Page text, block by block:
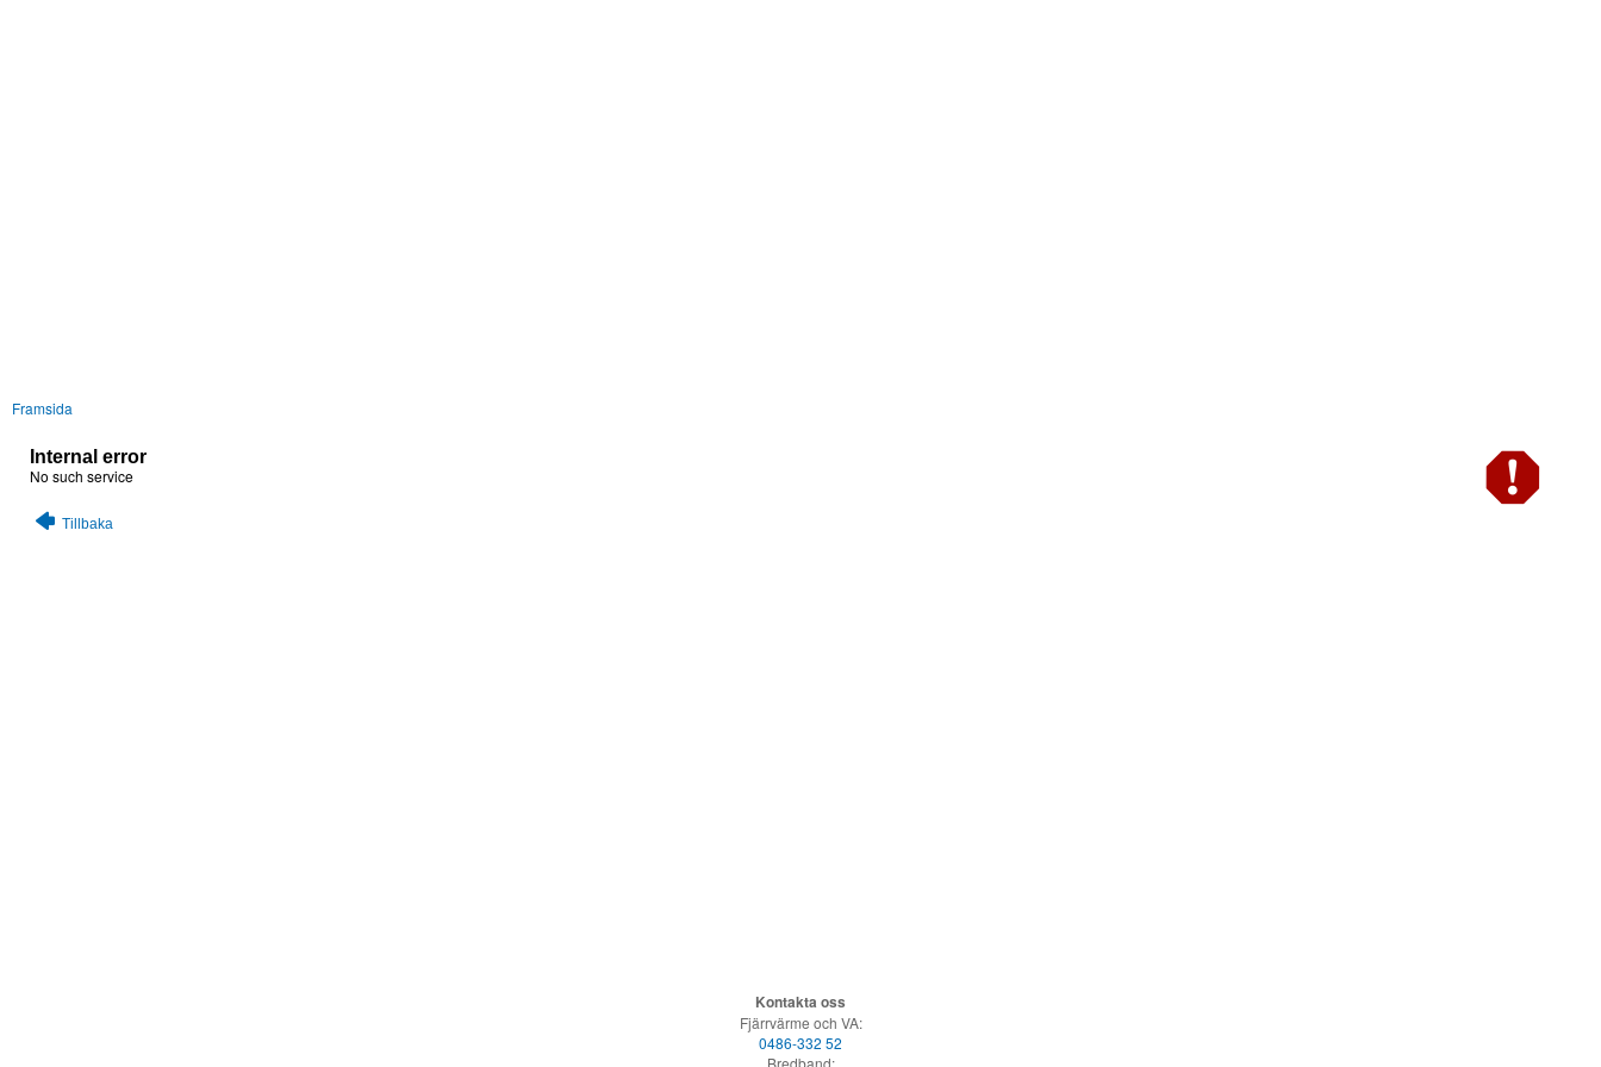
Framsida
Internal error
No such service
Tillbaka
Kontakta oss
Fjärrvärme och VA:
0486-332 52
Bredband: